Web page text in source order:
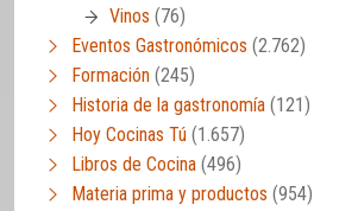
Vinos (76)
Eventos Gastronómicos (2.762)
Formación (245)
Historia de la gastronomía (121)
Hoy Cocinas Tú (1.657)
Libros de Cocina (496)
Materia prima y productos (954)